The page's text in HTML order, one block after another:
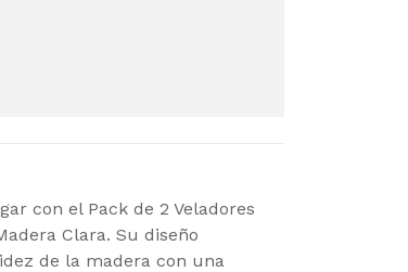
con el Pack de 2 Veladores
Clara. Su diseño
de la madera con una